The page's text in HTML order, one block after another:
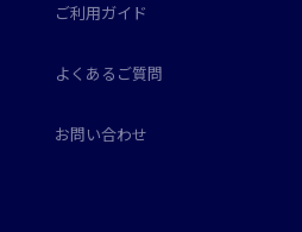
ご利用ガイド
よくあるご質問
お問い合わせ